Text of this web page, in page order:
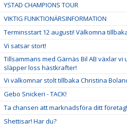
YSTAD CHAMPIONS TOUR
VIKTIG FUNKTIONÄRSINFORMATION
Terminsstart 12 augusti! Välkomna
Vi satsar stort!
Tillsammans med Gärnäs Bil AB växlar vi
släpper loss hästkrafter!
Vi välkomnar stolt tillbaka Christina
Gebo Snickeri - TACK!
Ta chansen att marknadsföra ditt företag!
Shettisar! Har du?